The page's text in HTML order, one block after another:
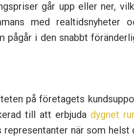
går upp eller ner,
med realtidsnyheter
pågår i den snabbt
på företagets
till att erbjuda dygnet
när som helst